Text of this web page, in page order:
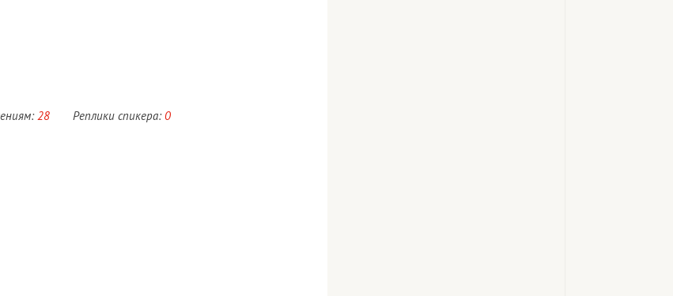
28 Реплики спикера: 0